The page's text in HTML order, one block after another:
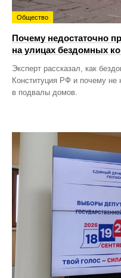
Общество
Почему недостаточно
на улицах бездомных
Эксперт рассказал, как
Конституция РФ и почему не
в подвалы домов.